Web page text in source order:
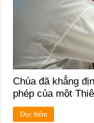
Chúa đã khẳng
phép của một
Đọc thêm